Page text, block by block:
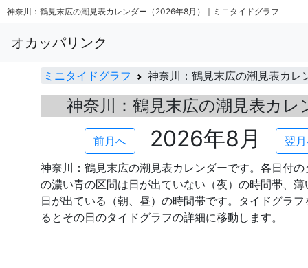
神奈川：鶴見末広の潮見表カレンダー（2026年8月）｜ミニタイドグラフ
オカッパリンク
ミニタイドグラフ 神奈川：鶴見末広の潮見表カレ
神奈川：鶴見末広の潮見表カレ
前月へ 2026年8月
翌
神奈川：鶴見末広の潮見表カレンダーです。各日付の
の濃い青の区間は日が出ていない（夜）の時間帯、薄
日が出ている（朝、昼）の時間帯です。タイドグラ
るとその日のタイドグラフの詳細に移動します。